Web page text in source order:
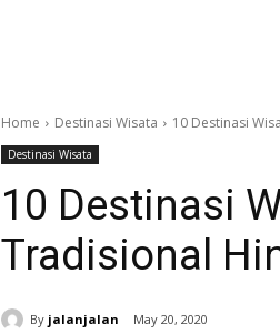
Home Destinasi Wisata 10 Destinasi
Destinasi Wisata
10 Destinasi
Tradisional
By jalanjalan May 20, 2020